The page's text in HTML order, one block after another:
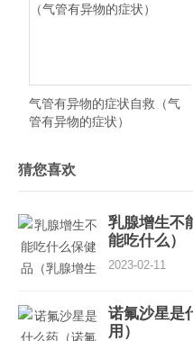
气管有异物的症状自救（气
管有异物的症状）
猜您喜欢
乳腺增生不
能吃什么）
2023-02-11
诺氟沙星是
用）